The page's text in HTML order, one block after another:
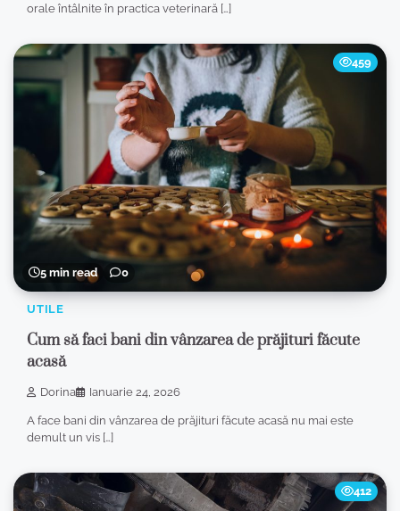
orale întâlnite în practica veterinară […]
5 min read 0
459
UTILE
Cum să faci bani din vânzarea de prăjituri făcute
acasă
Dorina Ianuarie 24, 2026
A face bani din vânzarea de prăjituri făcute acasă nu mai este
demult un vis […]
412